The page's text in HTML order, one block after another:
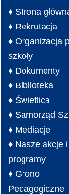
♦ Strona
♦ Rekrutacja
♦ Organizacja
szkoły
♦ Dokumenty
♦ Biblioteka
♦ Świetlica
♦ Samorząd
♦ Mediacje
♦ Nasze akcje i
programy
♦ Grono
Pedagogiczne